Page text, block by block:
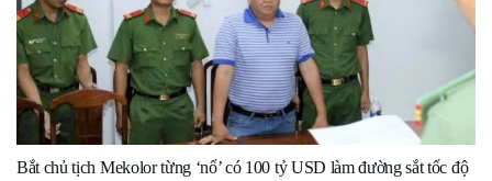
Bắt chủ tịch Mekolor từng ‘nổ’ có 100 tỷ USD làm đường sắt tốc độ